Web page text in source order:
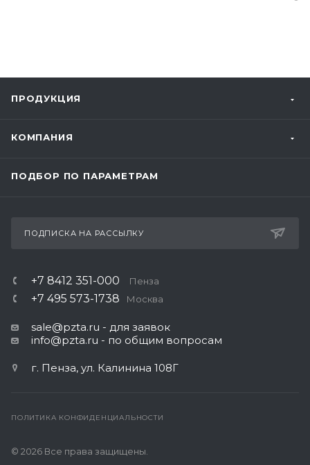
ПРОДУКЦИЯ
КОМПАНИЯ
ПОДБОР ПО ПАРАМЕТРАМ
ПОДПИСКА НА РАССЫЛКУ
+7 8412 351-000 Пенза
+7 495 573-1738 Москва
sale@pzta.ru - для заявок
info@pzta.ru - по общим вопросам
г. Пенза, ул. Калинина 108Г
ПОЛИТИКА КОНФИДЕНЦИАЛЬНОСТИ
© 2026 Все права защищены.